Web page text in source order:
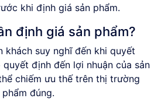
khi định giá sản phẩm.
định giá sản phẩm?
khách suy nghĩ đến khi quyết
định đến lợi nhuận của sản
chiếm ưu thế trên thị trường
đúng.